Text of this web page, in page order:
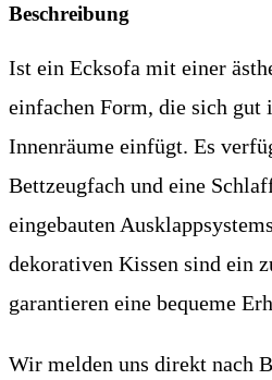
Beschreibung
Ist ein Ecksofa mit einer
einfachen Form, die sich gut
Innenräume einfügt. Es
Bettzeugfach und eine
eingebauten
dekorativen Kissen sind ein
garantieren eine bequeme
Wir melden uns direkt nach